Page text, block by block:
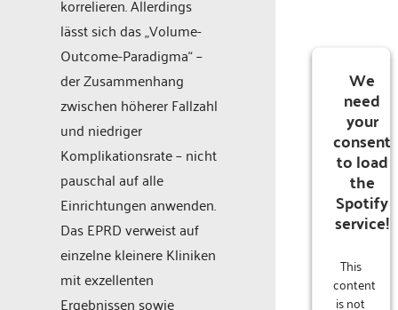
korrelieren. Allerdings
lässt sich das „Volume-
Outcome-Paradigma“ –
der Zusammenhang
zwischen höherer Fallzahl
und niedriger
Komplikationsrate – nicht
pauschal auf alle
Einrichtungen anwenden.
Das EPRD verweist auf
einzelne kleinere Kliniken
mit exzellenten
Ergebnissen sowie
We
need
your
consent
to load
the
Spotify
service!
This
content
is not